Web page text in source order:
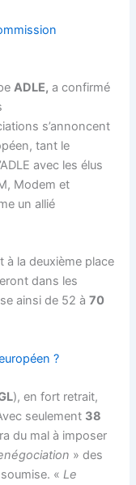
ADLE, a confirmé
s’annoncent
tant le
avec les élus
Modem et
un allié
à la deuxième place
dans les
ainsi de 52 à70
?
), en fort retrait,
seulement 38
du mal à imposer
» des
«Le